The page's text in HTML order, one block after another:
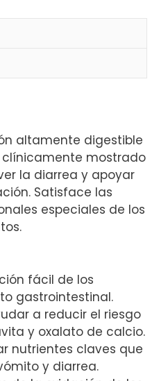
altamente digestible
mostrado
la diarrea y apoyar
Satisface las
especiales de los
fácil de los
gastrointestinal.
a reducir el riesgo
y oxalato de calcio.
nutrientes claves que
y diarrea.